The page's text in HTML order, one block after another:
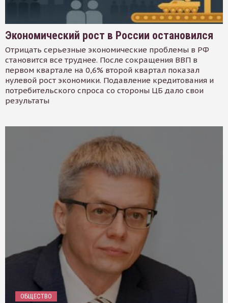
Экономический рост в России остановился
Отрицать серьезные экономические проблемы в РФ
становится все труднее. После сокращения ВВП в
первом квартале на 0,6% второй квартал показал
нулевой рост экономики. Подавление кредитования и
потребительского спроса со стороны ЦБ дало свои
результаты
ОБЩЕСТВО